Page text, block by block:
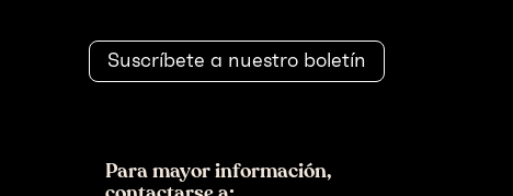
Suscríbete a nuestro boletín
Para mayor información,